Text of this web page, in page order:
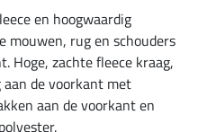
en hoogwaardig
mouwen, rug en schouders
Hoge, zachte fleece kraag,
de voorkant met
aan de voorkant en